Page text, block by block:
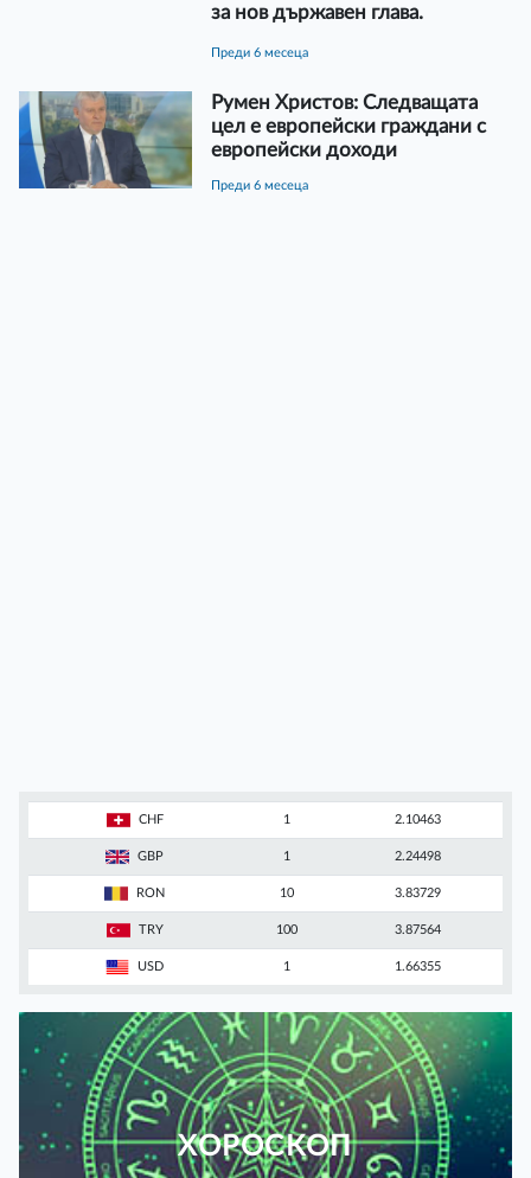
за нов държавен глава.
преди 6 месеца
Румен Христов: Следващата
цел е европейски граждани с
европейски доходи
преди 6 месеца
CHF 1 2.10463
GBP 1 2.24498
RON 10 3.83729
TRY 100 3.87564
USD 1 1.66355
ХОРОСКОП